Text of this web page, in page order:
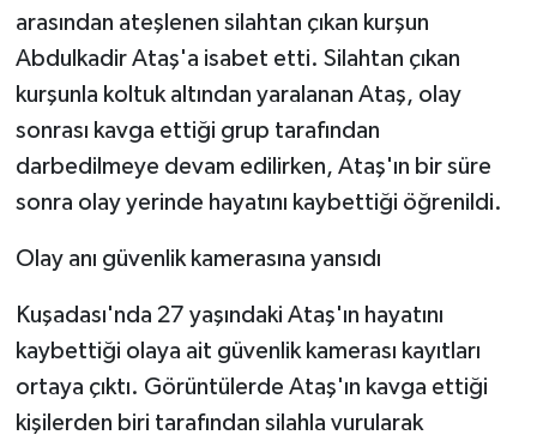
arasından ateşlenen silahtan çıkan kurşun
Abdulkadir Ataş'a isabet etti. Silahtan çıkan
kurşunla koltuk altından yaralanan Ataş, olay
sonrası kavga ettiği grup tarafından
darbedilmeye devam edilirken, Ataş'ın bir süre
sonra olay yerinde hayatını kaybettiği öğrenildi.
Olay anı güvenlik kamerasına yansıdı
Kuşadası'nda 27 yaşındaki Ataş'ın hayatını
kaybettiği olaya ait güvenlik kamerası kayıtları
ortaya çıktı. Görüntülerde Ataş'ın kavga ettiği
kişilerden biri tarafından silahla vurularak
POLİTİKA
Sağlık
SİYASET
SPOR HABERLERİ
TEKNOLOJİ
ÜLKE GÜNDEMİ